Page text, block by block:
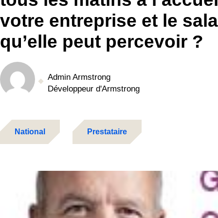
votre entreprise et le
qu’elle peut percevoir ?
Admin Armstrong
Développeur d'Armstrong